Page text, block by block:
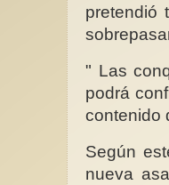
pretendió
" Las
podrá
contenido
Según
nueva